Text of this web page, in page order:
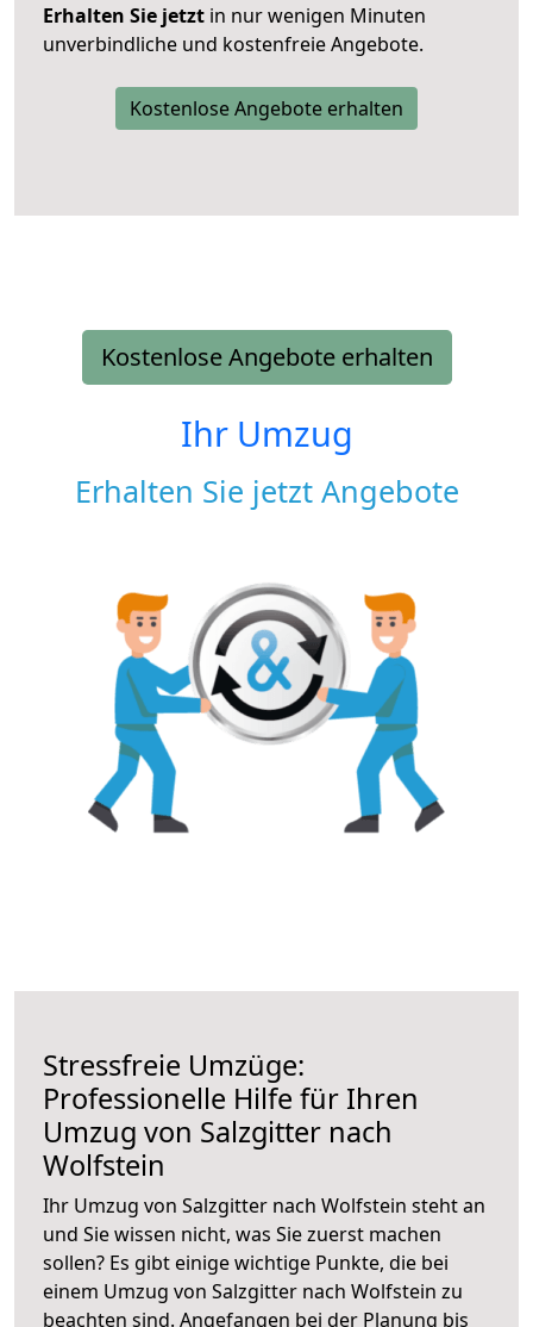
Erhalten Sie jetzt in nur wenigen Minuten
unverbindliche und kostenfreie Angebote.
Kostenlose Angebote erhalten
Kostenlose Angebote erhalten
Ihr Umzug
Erhalten Sie jetzt Angebote
Stressfreie Umzüge:
Professionelle Hilfe für Ihren
Umzug von Salzgitter nach
Wolfstein
Ihr Umzug von Salzgitter nach Wolfstein steht an
und Sie wissen nicht, was Sie zuerst machen
sollen? Es gibt einige wichtige Punkte, die bei
einem Umzug von Salzgitter nach Wolfstein zu
beachten sind. Angefangen bei der Planung bis